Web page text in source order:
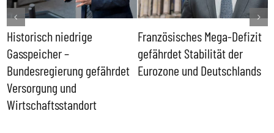
Historisch niedrige
Gasspeicher –
Bundesregierung gefährdet
Versorgung und
Wirtschaftsstandort
Französisches Mega-Defizit
gefährdet Stabilität der
Eurozone und Deutschlands